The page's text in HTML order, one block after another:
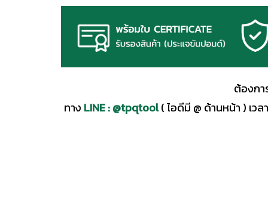
ต้องก
ทาง LINE : @tpqtool( ไอดีมี @ ด้านหน้า ) เว